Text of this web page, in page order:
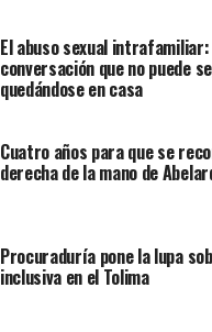
El abuso sexual intrafamiliar:
conversación que no puede
quedándose en casa
Cuatro años para que se
derecha de la mano de
Procuraduría pone la lupa
inclusiva en el Tolima